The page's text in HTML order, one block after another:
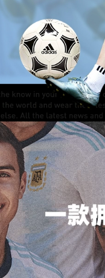
Aura thủ môn găng
tay thủ môn chuyên
nghiệp với tấm lót
ngón đầu với cầu
vồng màu sắc pha
trộn bóng đá cắt lửa
miễn phí vận
chuyển
2,662,000